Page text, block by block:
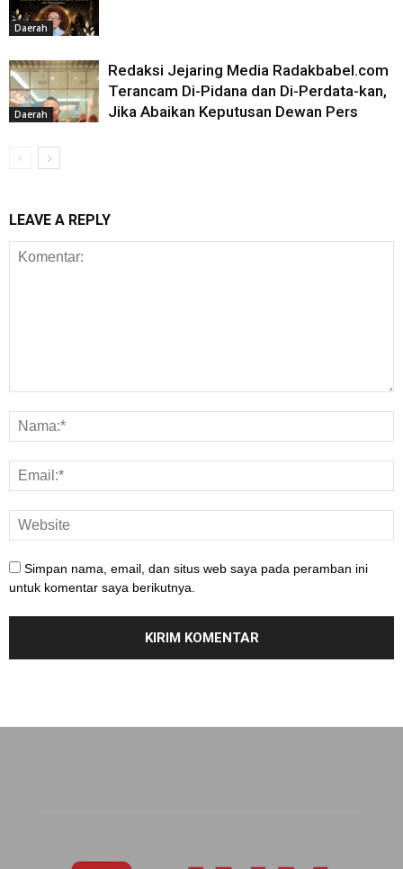
Daerah
Daerah
Redaksi Jejaring Media Radakbabel.com
Terancam Di-Pidana dan Di-Perdata-kan,
Jika Abaikan Keputusan Dewan Pers
LEAVE A REPLY
Simpan nama, email, dan situs web saya pada peramban ini
untuk komentar saya berikutnya.